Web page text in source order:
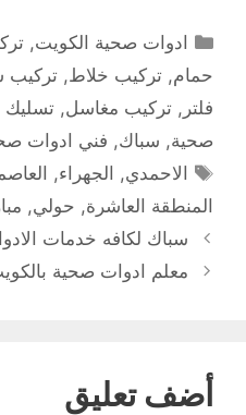
التصنيفات
ادوات صحية الكويت,
حمام, تركيب خلاط, تركيب
فلتر , تركيب مغاسل, تسليك
صحية, سباك, فني ادوات
الوسوم
الاحمدي, الجهراء,
المنطقة العاشرة, حولي,
سباك لكافه خدمات
معلم ادوات صحية
أضف تعليق